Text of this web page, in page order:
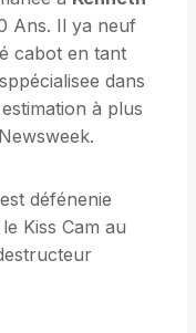
Ans. Il ya neuf
cabot en tant
dans
à plus
défénenie
Kiss Cam au